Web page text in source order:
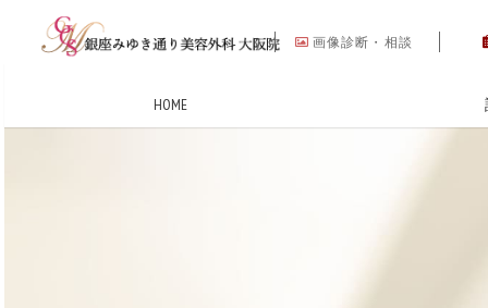
画像診断・相談
HOME